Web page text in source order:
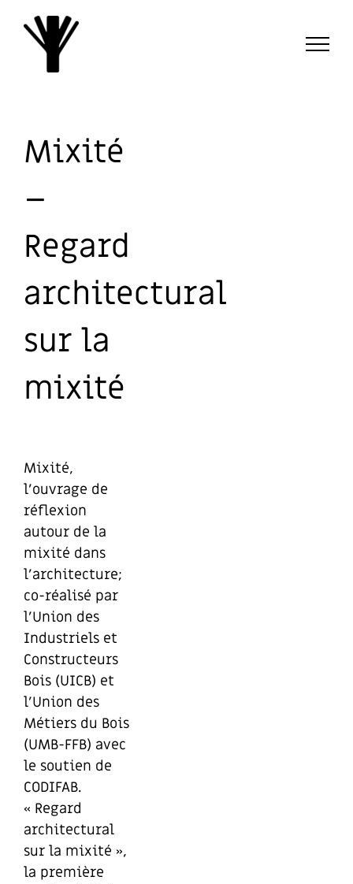
contenu
Mixité
–
Regard
architectural
sur la
mixité
Mixité,
l’ouvrage de
réflexion
autour de la
mixité dans
l’architecture;
co-réalisé par
l’Union des
Industriels et
Constructeurs
Bois (UICB) et
l’Union des
Métiers du Bois
(UMB-FFB) avec
le soutien de
CODIFAB.
« Regard
architectural
sur la mixité »,
la première